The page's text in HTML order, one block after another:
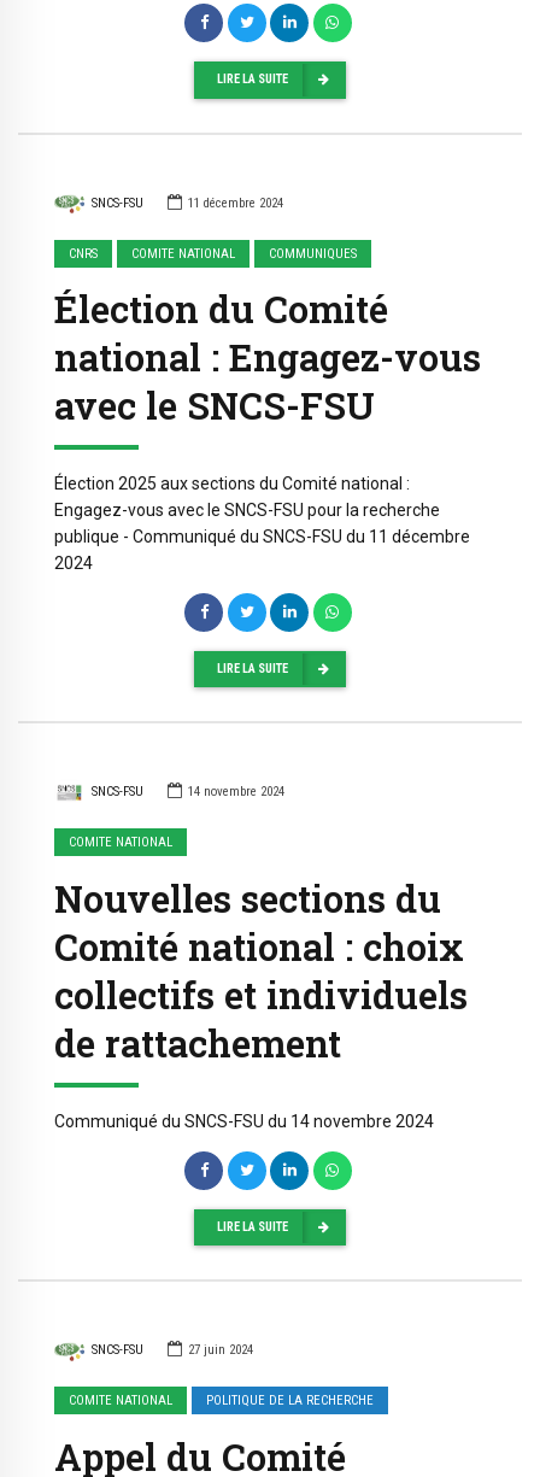
LIRE LA SUITE
SNCS-FSU 11 décembre 2024
CNRS COMITE NATIONAL COMMUNIQUES
Élection du Comité
national : Engagez-vous
avec le SNCS-FSU
Élection 2025 aux sections du Comité national :
Engagez-vous avec le SNCS-FSU pour la recherche
publique - Communiqué du SNCS-FSU du 11 décembre
2024
LIRE LA SUITE
SNCS-FSU 14 novembre 2024
COMITE NATIONAL
Nouvelles sections du
Comité national : choix
collectifs et individuels
de rattachement
Communiqué du SNCS-FSU du 14 novembre 2024
LIRE LA SUITE
SNCS-FSU 27 juin 2024
COMITE NATIONAL POLITIQUE DE LA RECHERCHE
Appel du Comité